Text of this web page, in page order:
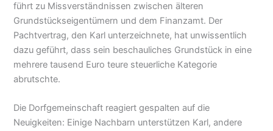
führt zu Missverständnissen zwischen älteren
Grundstückseigentümern und dem Finanzamt. Der
Pachtvertrag, den Karl unterzeichnete, hat unwissentlich
dazu geführt, dass sein beschauliches Grundstück in eine
mehrere tausend Euro teure steuerliche Kategorie
abrutschte.
Die Dorfgemeinschaft reagiert gespalten auf die
Neuigkeiten: Einige Nachbarn unterstützen Karl, andere